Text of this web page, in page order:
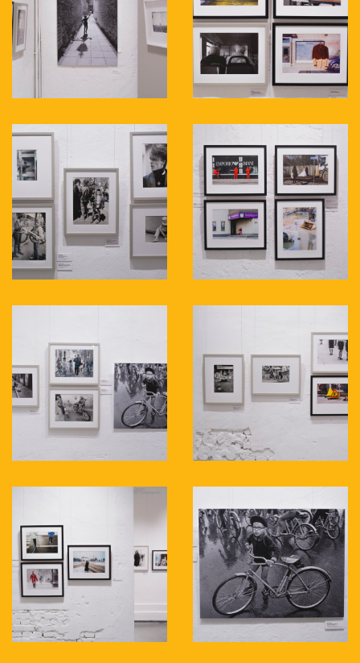
tööd järgnevatelt autoritelt:
Aare
Leinpere, Aiki Järviste, Ain Protsin,
Andres Teiss, Andrii Mur, Anso Matt,
Ardi Kivimets, Arno Saar, Aron Urb,
Eino Pärnamets, Erko Ever, Eve Toomla,
Leis, Indrek Pleesi, Josif Brašinski,
Jüri Talts, Kalju Suur, Kalmer Allik,
Maiké Tubin, Mark Raidpere, Martin
Murusalu, Mati Hiis, Mihkel Ulman,
Olev Kõll, Oskar Vihandi, Peeter
Langovits, Priit Loog, Rait Tuulas,
Reelika Vilt, Sanna Larmola, Sven
Ustintsev, Targo Miilimaa, Tiina
Noorits, Väino Meresmaa ja Ülo Josing.
Näitus on sündinud koostöös Juhan
Kuusi Dokfoto Keskuse, Fotomuuseumi ja
MTÜ Eesti Tänavafotograafiaga.
Kuraatorid: Airi Leon, Kristel Aimee
Laur, Tanel Verk, Toomas Järvet
Klanberg, Liisa Kivimäe, Ilmar
Kurvits, Triinu Mölder, Kaspar Kaur,
Jason Värk, Priit Loog, Killu Maidla
ja Margit Jõerand (Hektor Container
Hotel), Maire Novik (Balmerk Eesti)
ning kõik fotograafid, kes saatsid oma
töid.